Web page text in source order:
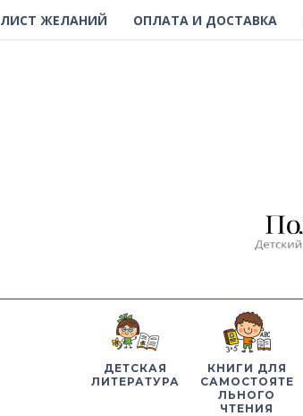
ЛИСТ ЖЕЛАНИЙ ОПЛАТА И ДОСТАВКА
ДЕТСКАЯ
ЛИТЕРАТУРА
КНИГИ ДЛЯ
САМОСТОЯТЕ
ЛЬНОГО
ЧТЕНИЯ